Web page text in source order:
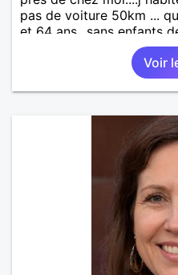
pas de voiture 50km ...
et 64 ans...sans enfants
adultes et qui n aurait
une où plusieurs ex...si
recherche ecrivez moi je
Voir